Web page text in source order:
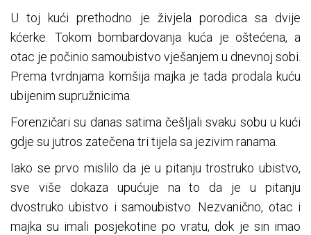
U toj kući prethodno je živjela porodica sa dvije
kćerke. Tokom bombardovanja kuća je oštećena, a
otac je počinio samoubistvo vješanjem u dnevnoj sobi.
Prema tvrdnjama komšija majka je tada prodala kuću
ubijenim supružnicima.
Forenzičari su danas satima češljali svaku sobu u kući
gdje su jutros zatečena tri tijela sa jezivim ranama.
Iako se prvo mislilo da je u pitanju trostruko ubistvo,
sve više dokaza upućuje na to da je u pitanju
dvostruko ubistvo i samoubistvo. Nezvanično, otac i
majka su imali posjekotine po vratu, dok je sin imao